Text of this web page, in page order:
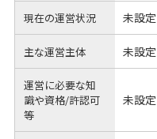
現在の運営状況 未設定
主な運営主体 未設定
運営に必要な知
識や資格/許認可
等
未設定